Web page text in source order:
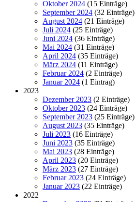
Oktober 2024 (15 Einträge)
September 2024 (32 Einträge)
August 2024 (21 Einträge)
Juli 2024 (25 Einträge)
Juni 2024 (36 Einträge)
Mai 2024 (31 Einträge)
April 2024 (35 Einträge)
März 2024 (11 Einträge)
Februar 2024 (2 Einträge)
Januar 2024 (1 Eintrag)
2023
Dezember 2023 (2 Einträge)
Oktober 2023 (24 Einträge)
September 2023 (25 Einträge)
August 2023 (35 Einträge)
Juli 2023 (16 Einträge)
Juni 2023 (35 Einträge)
Mai 2023 (28 Einträge)
April 2023 (20 Einträge)
März 2023 (27 Einträge)
Februar 2023 (24 Einträge)
Januar 2023 (22 Einträge)
2022